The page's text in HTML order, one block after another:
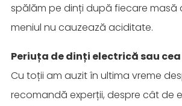
spălăm pe dinți după fiecare
meniul nu cauzează aciditate.
Periuța de dinți electrică sau
Cu toții am auzit în ultima vreme
recomandă experții, despre cât de